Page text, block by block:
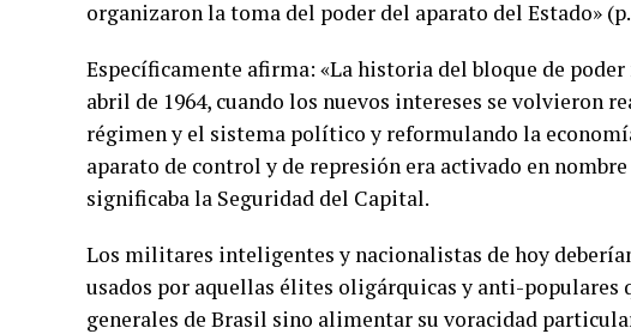
organizaron la toma del poder del aparato del Estado» (p.
Específicamente afirma: «La historia del bloque de
abril de 1964, cuando los nuevos intereses se volvieron
régimen y el sistema político y reformulando la
aparato de control y de represión era activado en
significaba la Seguridad del Capital.
Los militares inteligentes y nacionalistas de hoy
usados por aquellas élites oligárquicas y anti-populares
generales de Brasil sino alimentar su voracidad